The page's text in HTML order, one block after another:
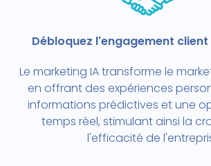
Débloquez l'engagement client
Le marketing IA transforme le
en offrant des expériences
informations prédictives et une
temps réel, stimulant ainsi la
l'efficacité de